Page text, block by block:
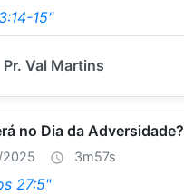
15"
Pr. Val Martins
no Dia da Adversidade?
2025 3m57s
27:5"